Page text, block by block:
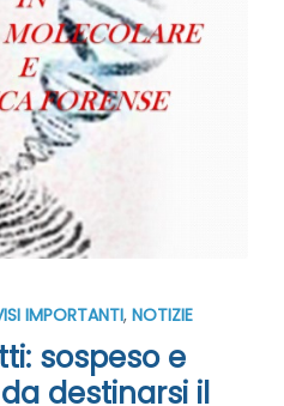
IMPORTANTI, NOTIZIE
sospeso e
destinarsi il